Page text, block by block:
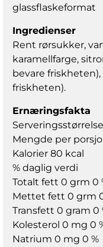
glassflaskeformat
Ingredienser
Rent rørsukker,
karamellfarge,
bevare
friskheten).
Ernæringsfakta
Mengde per
Kalorier 80 kcal
% daglig verdi
Totalt fett 0 grm 0
Mettet fett 0 grm
Transfett 0 gram 0
Kolesterol 0 mg 0
Natrium 0 mg 0 %